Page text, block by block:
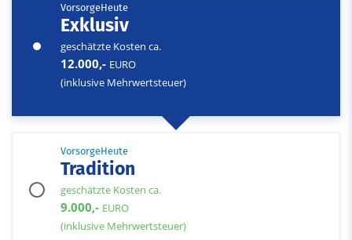
VorsorgeHeute
Exklusiv
geschätzte Kosten ca.
12.000,- EURO
(inklusive Mehrwertsteuer)
VorsorgeHeute
Tradition
geschätzte Kosten ca.
9.000,- EURO
(inklusive Mehrwertsteuer)